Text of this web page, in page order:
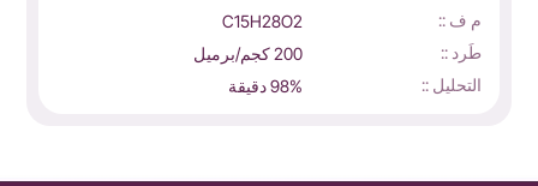
م ف ::
C15H28O2
طَرد ::
200 كجم/برميل
التحليل ::
98% دقيقة